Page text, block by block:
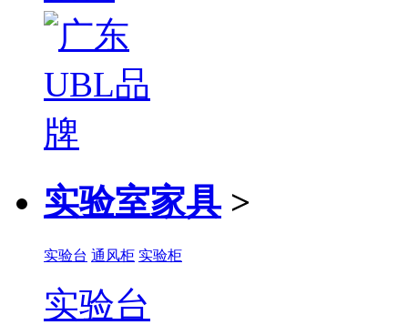
实验室家具 >
实验台 通风柜 实验柜
实验台